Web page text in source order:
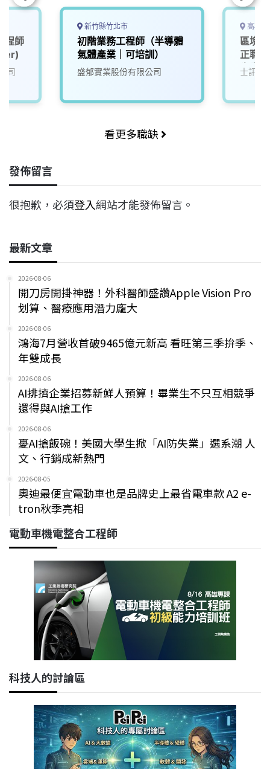
程師
司
新竹縣竹北市
初階業務工程師（半導體
氣體產業｜可培訓）
盛郁實業股份有限公司
高雄
區塊
正職
先生
士訊科
看更多職缺
發佈留言
很抱歉，必須登入網站才能發佈留言。
最新文章
2026-08-06
開刀房開掛神器！外科醫師盛讚Apple Vision Pro
划算、醫療應用潛力龐大
2026-08-06
鴻海7月營收首破9465億元新高 看旺第三季拚季、
年雙成長
2026-08-06
AI排擠企業招募新鮮人預算！畢業生不只互相競爭
還得與AI搶工作
2026-08-06
憂AI搶飯碗！美國大學生掀「AI防失業」選系潮 人
文、行銷成新熱門
2026-08-05
奧迪最便宜電動車也是品牌史上最省電車款 A2 e-
tron秋季亮相
電動車機電整合工程師
科技人的討論區